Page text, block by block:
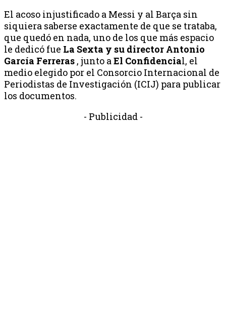
El acoso injustificado a Messi y al Barça sin
siquiera saberse exactamente de que se trataba,
que quedó en nada, uno de los que más espacio
le dedicó fue La Sexta y su director Antonio
García Ferreras , junto aEl Confidencial, el
medio elegido por el Consorcio Internacional de
Periodistas de Investigación (ICIJ) para publicar
los documentos.
- Publicidad -